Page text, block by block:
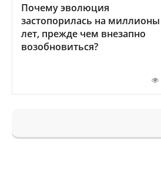
Почему эволюция
застопорилась на миллионы
лет, прежде чем внезапно
возобновиться?